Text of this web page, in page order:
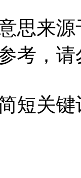
思来
考，
短关键